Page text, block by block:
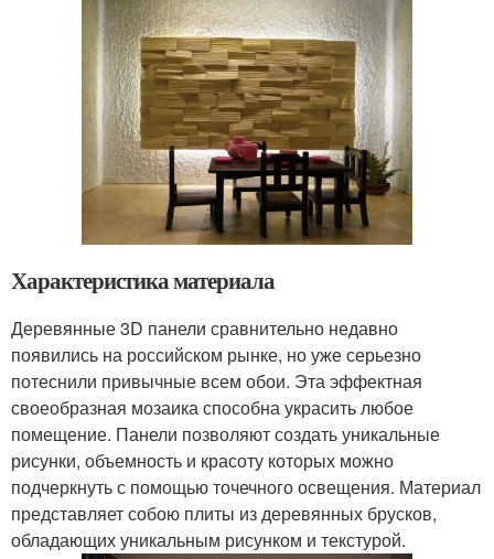
Характеристика материала
Деревянные 3D панели сравнительно недавно
появились на российском рынке, но уже серьезно
потеснили привычные всем обои. Эта эффектная
своеобразная мозаика способна украсить любое
помещение. Панели позволяют создать уникальные
рисунки, объемность и красоту которых можно
подчеркнуть с помощью точечного освещения. Материал
представляет собою плиты из деревянных брусков,
обладающих уникальным рисунком и текстурой.